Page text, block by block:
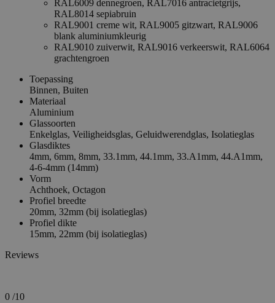
RAL6009 dennegroen, RAL7016 antracietgrijs,
RAL8014 sepiabruin
RAL9001 creme wit, RAL9005 gitzwart, RAL9006
blank aluminiumkleurig
RAL9010 zuiverwit, RAL9016 verkeerswit, RAL6064
grachtengroen
Toepassing
Binnen, Buiten
Materiaal
Aluminium
Glassoorten
Enkelglas, Veiligheidsglas, Geluidwerendglas, Isolatieglas
Glasdiktes
4mm, 6mm, 8mm, 33.1mm, 44.1mm, 33.A1mm, 44.A1mm,
4-6-4mm (14mm)
Vorm
Achthoek, Octagon
Profiel breedte
20mm, 32mm (bij isolatieglas)
Profiel dikte
15mm, 22mm (bij isolatieglas)
Reviews
0 /10